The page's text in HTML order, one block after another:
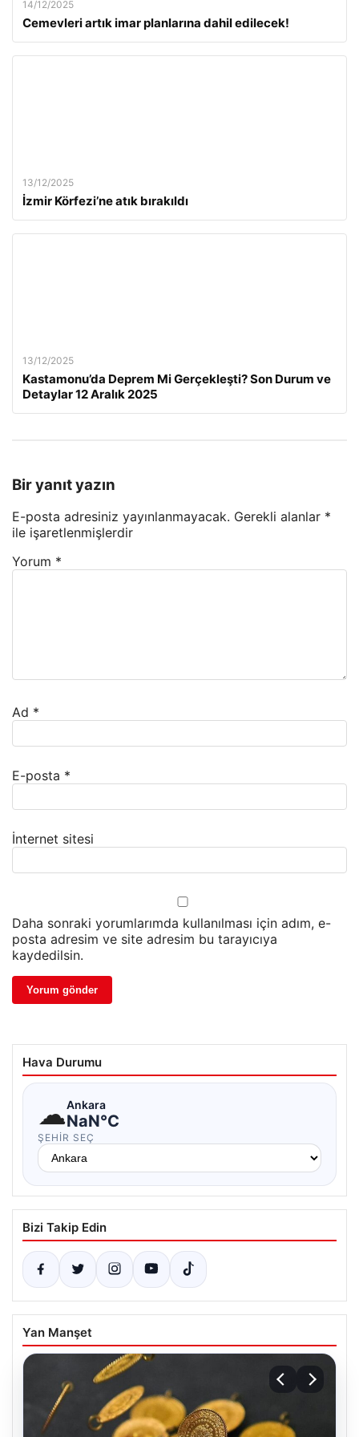
14/12/2025
Cemevleri artık imar planlarına dahil edilecek!
13/12/2025
İzmir Körfezi’ne atık bırakıldı
13/12/2025
Kastamonu’da Deprem Mi Gerçekleşti? Son Durum ve
Detaylar 12 Aralık 2025
Bir yanıt yazın
E-posta adresiniz yayınlanmayacak. Gerekli alanlar *
ile işaretlenmişlerdir
Yorum *
Ad *
E-posta *
İnternet sitesi
Daha sonraki yorumlarımda kullanılması için adım, e-
posta adresim ve site adresim bu tarayıcıya
kaydedilsin.
Hava Durumu
☁Ankara
NaN°C
ŞEHIR SEÇ
Bizi Takip Edin
Yan Manşet